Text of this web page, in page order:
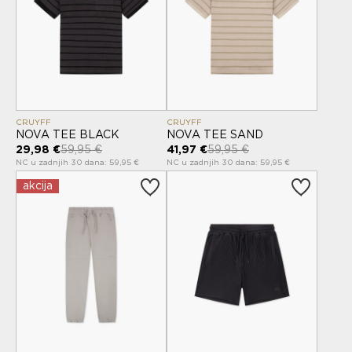
CRUYFF
NOVA TEE BLACK
29,98 €59,95 €
NC u zadnjih 30 dana: 59,95 €
CRUYFF
NOVA TEE SAND
41,97 €59,95 €
NC u zadnjih 30 dana: 59,95 €
akcija